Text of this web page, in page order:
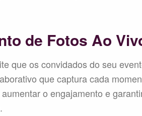
de Fotos Ao
que os convidados do seu
que captura cada
o engajamento e